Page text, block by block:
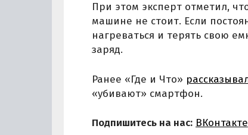
При этом эксперт отметил,
машине не стоит. Если
нагреваться и терять свою
заряд.
Ранее «Где и Что»
«убивают» смартфон.
Подпишитесь на нас: ВКонтакте